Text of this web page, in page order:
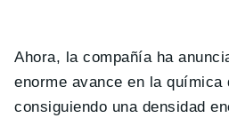
Ahora, la compañía ha
enorme avance en la
consiguiendo una densidad